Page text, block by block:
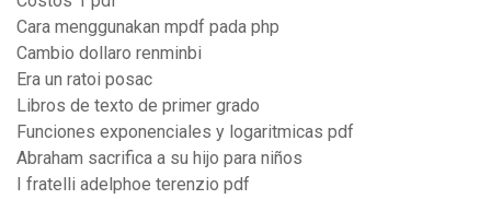
Cara menggunakan mpdf pada php
Cambio dollaro renminbi
Era un ratoi posac
Libros de texto de primer grado
Funciones exponenciales y logaritmicas pdf
Abraham sacrifica a su hijo para niños
I fratelli adelphoe terenzio pdf